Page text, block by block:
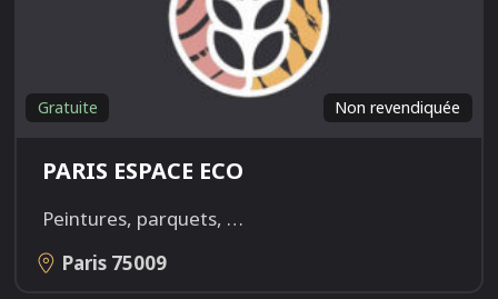
Non revendiquée
Gratuite
PARIS ESPACE ECO
Peintures, parquets, …
Paris 75009